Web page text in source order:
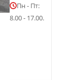
Пн - Пт:
8.00 - 17.00.